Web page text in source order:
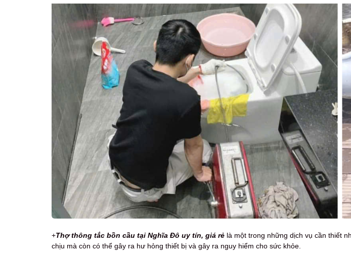
+Thợ thông tắc bồn cầu tại Nghĩa Đô uy tín, giá rẻ là một trong những dịch vụ cần thiết
chịu mà còn có thể gây ra hư hỏng thiết bị và gây ra nguy hiểm cho sức khỏe.